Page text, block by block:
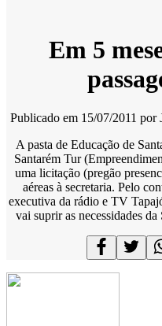
Em 5
Publicado em 15/07/2011 por
A pasta de Educação de
Santarém Tur
uma licitação (pregão
aéreas à secretaria. Pelo
executiva da rádio e TV
vai suprir as necessidades